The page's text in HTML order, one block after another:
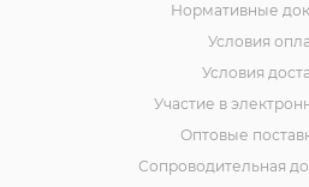
Нормативные
Условия
Условия
Участие в
Оптовые
Сопроводительная